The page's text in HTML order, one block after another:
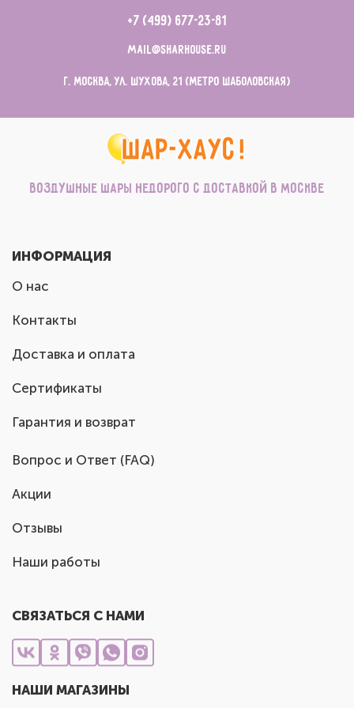
+7 (499) 677-23-81
mail@sharhouse.ru
г. Москва, ул. Шухова, 21 (метро Шаболовская)
Воздушные шары недорого с доставкой в Москве
ИНФОРМАЦИЯ
О нас
Контакты
Доставка и оплата
Сертификаты
Гарантия и возврат
Вопрос и Ответ (FAQ)
Акции
Отзывы
Наши работы
СВЯЗАТЬСЯ С НАМИ
НАШИ МАГАЗИНЫ